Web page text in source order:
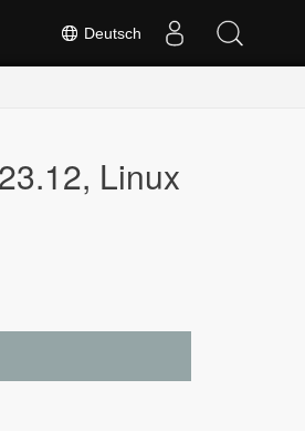
Deutsch
Linux